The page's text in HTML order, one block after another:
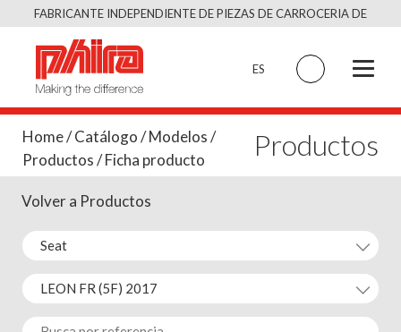
Saltar
FABRICANTE INDEPENDIENTE DE PIEZAS DE CARROCERIA DE
CALIDAD EQUIVALENTE AL ORIGINAL
ES
Home/Catálogo/Modelos/
Productos/ Ficha producto Productos
Volver a Productos